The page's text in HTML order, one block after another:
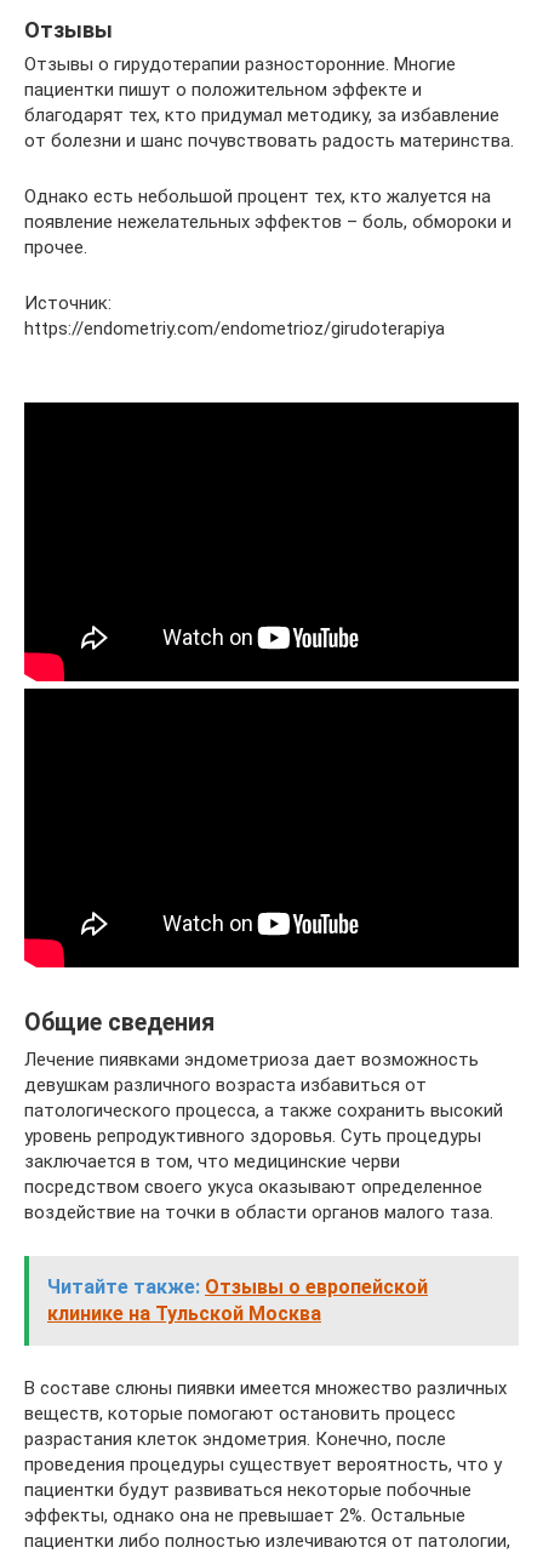
Отзывы
Отзывы о гирудотерапии разносторонние. Многие
пациентки пишут о положительном эффекте и
благодарят тех, кто придумал методику, за избавление
от болезни и шанс почувствовать радость материнства.
Однако есть небольшой процент тех, кто жалуется на
появление нежелательных эффектов – боль, обмороки и
прочее.
Источник:
https://endometriy.com/endometrioz/girudoterapiya
Общие сведения
Лечение пиявками эндометриоза дает возможность
девушкам различного возраста избавиться от
патологического процесса, а также сохранить высокий
уровень репродуктивного здоровья. Суть процедуры
заключается в том, что медицинские черви
посредством своего укуса оказывают определенное
воздействие на точки в области органов малого таза.
Читайте также: Отзывы о европейской
клинике на Тульской Москва
В составе слюны пиявки имеется множество различных
веществ, которые помогают остановить процесс
разрастания клеток эндометрия. Конечно, после
проведения процедуры существует вероятность, что у
пациентки будут развиваться некоторые побочные
эффекты, однако она не превышает 2%. Остальные
пациентки либо полностью излечиваются от патологии,